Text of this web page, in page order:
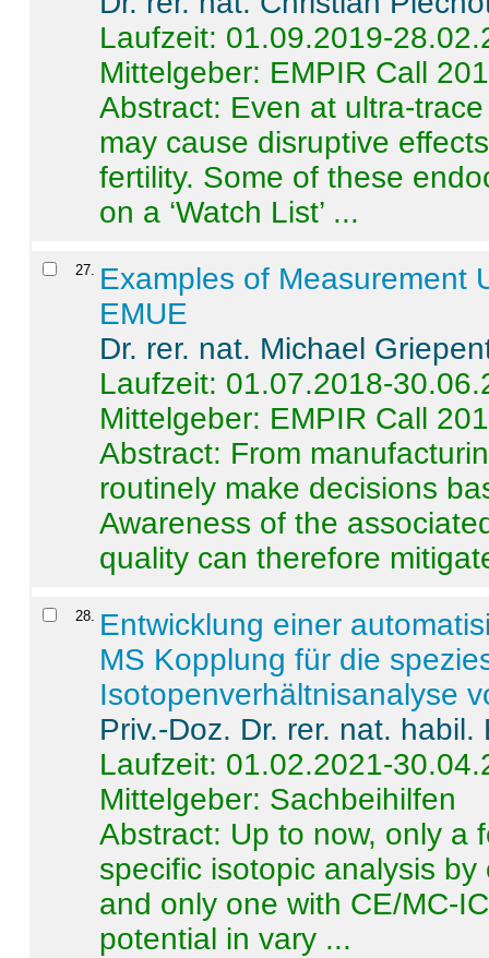
Laufzeit: 01.09.2019-
Mittelgeber: EMPIR Call
Abstract: Even at ultra-
may cause disruptive
fertility. Some of these
on a ‘Watch List’ ...
27. Examples of Measurement
EMUE
Dr. rer. nat. Michael
Laufzeit: 01.07.2018-
Mittelgeber: EMPIR Call
Abstract: From
routinely make decisions
Awareness of the
quality can therefore
28. Entwicklung einer
MS Kopplung für die
Isotopenverhältnisanalyse
Priv.-Doz. Dr. rer. nat.
Laufzeit: 01.02.2021-
Mittelgeber: Sachbeihilfen
Abstract: Up to now, only a
specific isotopic analysis
and only one with CE/MC-
potential in vary ...